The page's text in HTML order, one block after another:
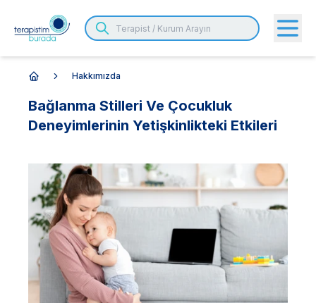
Hakkımızda
Bağlanma Stilleri Ve Çocukluk
Deneyimlerinin Yetişkinlikteki Etkileri